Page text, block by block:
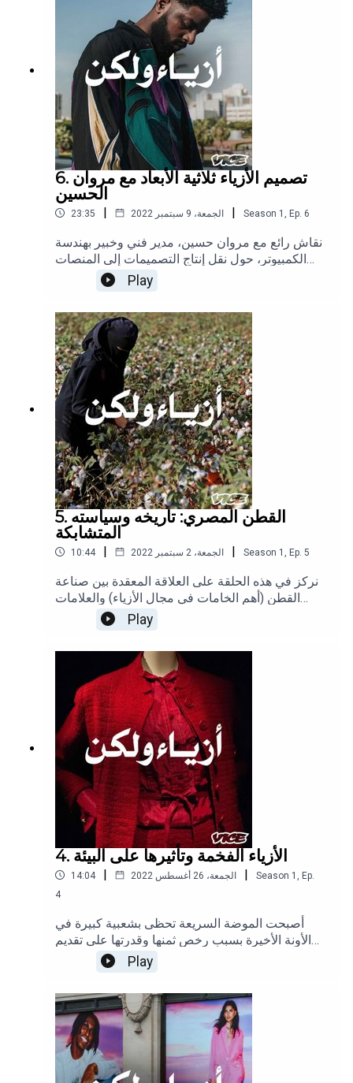
6. تصميم الأزياء ثلاثية الأبعاد مع مروان
الحسين
23:35 | الجمعة، 9 سبتمبر 2022 | Season 1 Ep. 6
نقاش رائع مع مروان حسين، مدير فني وخبير بهندسة
الكمبيوتر، حول نقل إنتاج التصميمات إلى المنصات
الرقمية وأهميتها بالنسبة إلى الاستدامة بالإضافة إلى
الحديث عن مستقبل هذا المسار. تابعوا انجي على
@gibsterg)
Play
5. القطن المصري: تاريخه وسياسته
المتشابكة
10:44 | الجمعة، 2 سبتمبر 2022 | Season 1 Ep. 5
نركز في هذه الحلقة على العلاقة المعقدة بين صناعة
القطن (أهم الخامات في مجال الأزياء) والعلامات
التجارية العالمية حيث تترابط السياسة مع قضايا حقوق
العمال.تابعوا انجي على إنستغراموتابعونا على إنستغرام
Getty Images)
Play
4. الأزياء الفخمة وتأثيرها على البيئة
14:04 | الجمعة، 26 أغسطس 2022 | Season 1 , Ep.
4
أصبحت الموضة السريعة تحظى بشعبية كبيرة في
الأونة الأخيرة بسبب رخص ثمنها وقدرتها على تقديم
آخر صيحات الموضة. السؤال الذي سنجيب عليه في
هذه الحلقة: أيهما أفضل من حيث الاستدامة: الموضة
السريعة والأرخص سعرًا أم البطيئة وغالية الثمن؟تابعوا
انجي على إنستغراموتابعونا على إنستغرام وتيك توك.
(الصورة لـ Yves Monrique عبر Unsplash)
Play